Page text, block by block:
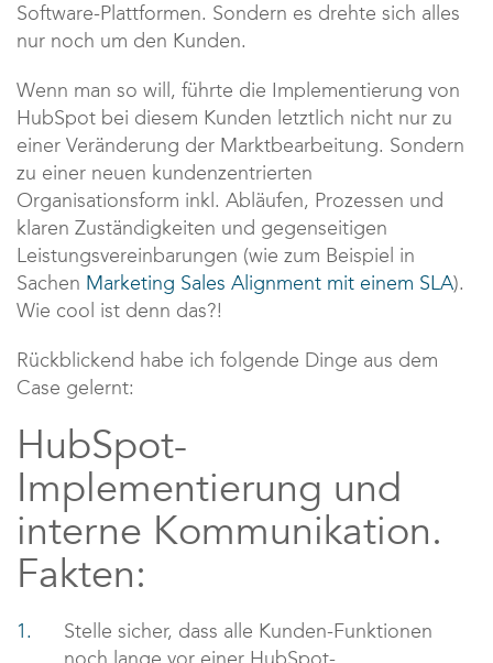
Software-Plattformen. Sondern es drehte sich alles
nur noch um den Kunden.
Wenn man so will, führte die Implementierung von
HubSpot bei diesem Kunden letztlich nicht nur zu
einer Veränderung der Marktbearbeitung. Sondern
zu einer neuen kundenzentrierten
Organisationsform inkl. Abläufen, Prozessen und
klaren Zuständigkeiten und gegenseitigen
Leistungsvereinbarungen (wie zum Beispiel in
Sachen Marketing Sales Alignment mit einem SLA).
Wie cool ist denn das?!
Rückblickend habe ich folgende Dinge aus dem
Case gelernt:
HubSpot-
Implementierung und
interne Kommunikation.
Fakten:
Stelle sicher, dass alle Kunden-Funktionen